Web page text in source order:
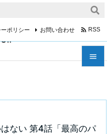



ポリシー お問い合わせ  RSS
ない 第4話「最高のパ